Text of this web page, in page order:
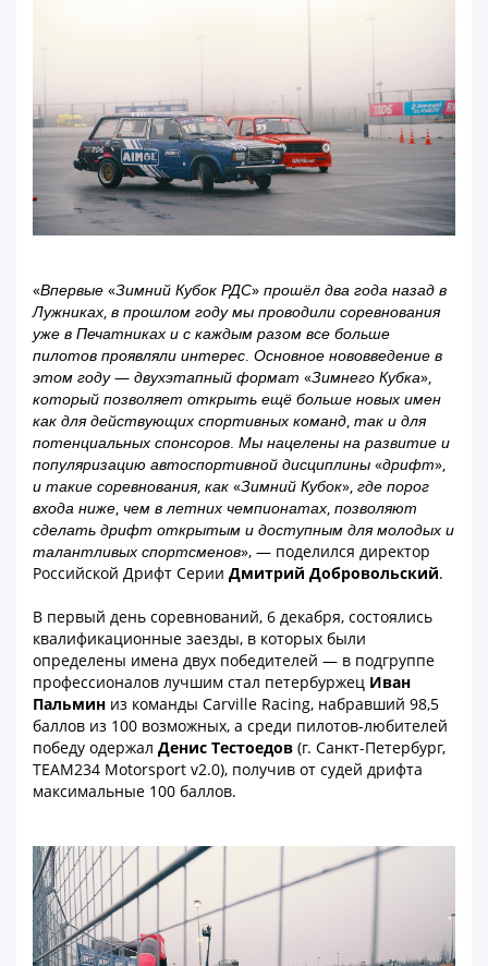
«Впервые «Зимний Кубок РДС» прошёл два года назад в
Лужниках, в прошлом году мы проводили соревнования
уже в Печатниках и с каждым разом все больше
пилотов проявляли интерес. Основное нововведение в
этом году — двухэтапный формат «Зимнего Кубка»,
который позволяет открыть ещё больше новых имен
как для действующих спортивных команд, так и для
потенциальных спонсоров. Мы нацелены на развитие и
популяризацию автоспортивной дисциплины «дрифт»,
и такие соревнования, как «Зимний Кубок», где порог
входа ниже, чем в летних чемпионатах, позволяют
сделать дрифт открытым и доступным для молодых и
талантливых спортсменов», — поделился директор
Российской Дрифт Серии Дмитрий Добровольский.
В первый день соревнований, 6 декабря, состоялись
квалификационные заезды, в которых были
определены имена двух победителей — в подгруппе
профессионалов лучшим стал петербуржец Иван
Пальмин из команды Carville Racing, набравший 98,5
баллов из 100 возможных, а среди пилотов-любителей
победу одержал Денис Тестоедов (г. Санкт-Петербург,
TEAM234 Motorsport v2.0), получив от судей дрифта
максимальные 100 баллов.